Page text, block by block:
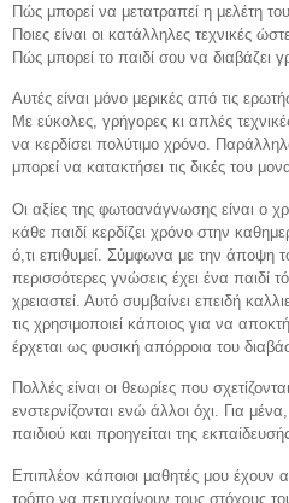
Πώς μπορεί να μετατραπεί η μελέτη
Ποιες είναι οι κατάλληλες τεχνικές
Πώς μπορεί το παιδί σου να διαβάζει
Αυτές είναι μόνο μερικές από τις
Με εύκολες, γρήγορες κι απλές
να κερδίσει πολύτιμο χρόνο.
μπορεί να κατακτήσει τις δικές του
Οι αξίες της φωτοανάγνωσης είναι ο
κάθε παιδί κερδίζει χρόνο στην
ό,τι επιθυμεί. Σύμφωνα με την
περισσότερες γνώσεις έχει ένα παιδί
χρειαστεί. Αυτό συμβαίνει επειδή
τις χρησιμοποιεί κάποιος για να
έρχεται ως φυσική απόρροια του
Πολλές είναι οι θεωρίες που
ενστερνίζονται ενώ άλλοι όχι. Για
παιδιού και προηγείται της
Επιπλέον κάποιοι μαθητές μου έχουν
τρόπο να πετυχαίνουν τους στόχους